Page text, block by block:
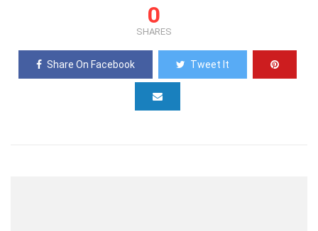
0
SHARES
Share On Facebook Tweet It